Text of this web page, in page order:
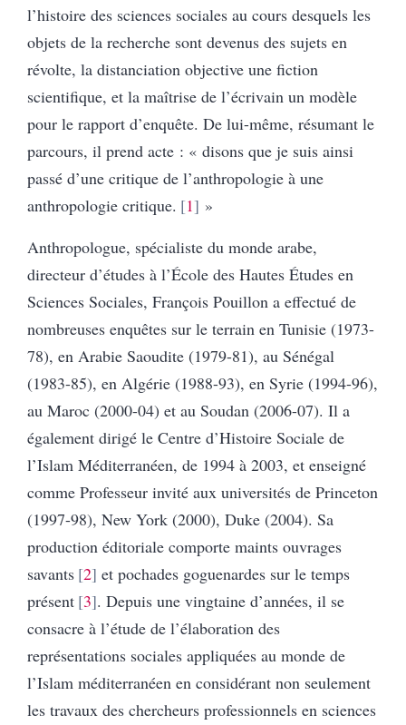
l’histoire des sciences sociales au cours desquels les
objets de la recherche sont devenus des sujets en
révolte, la distanciation objective une fiction
scientifique, et la maîtrise de l’écrivain un modèle
pour le rapport d’enquête. De lui-même, résumant le
parcours, il prend acte : « disons que je suis ainsi
passé d’une critique de l’anthropologie à une
anthropologie critique. 1
»
Anthropologue, spécialiste du monde arabe,
directeur d’études à l’École des Hautes Études en
Sciences Sociales, François Pouillon a effectué de
nombreuses enquêtes sur le terrain en Tunisie (1973-
78), en Arabie Saoudite (1979-81), au Sénégal
(1983-85), en Algérie (1988-93), en Syrie (1994-96),
au Maroc (2000-04) et au Soudan (2006-07). Il a
également dirigé le Centre d’Histoire Sociale de
l’Islam Méditerranéen, de 1994 à 2003, et enseigné
comme Professeur invité aux universités de Princeton
(1997-98), New York (2000), Duke (2004). Sa
production éditoriale comporte maints ouvrages
savants 2 et pochades goguenardes sur le temps
présent 3 . Depuis une vingtaine d’années, il se
consacre à l’étude de l’élaboration des
représentations sociales appliquées au monde de
l’Islam méditerranéen en considérant non seulement
les travaux des chercheurs professionnels en sciences